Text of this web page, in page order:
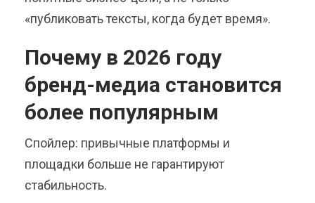
«публиковать тексты, когда будет время».
Почему в 2026 году
бренд-медиа становится
более популярным
Спойлер: привычные платформы и
площадки больше не гарантируют
стабильность.